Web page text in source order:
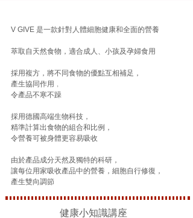
V GIVE 是一款針對人體細胞健康和全面的營養
萃取自天然食物，適合成人、小孩及孕婦食用
採用複方，將不同食物的優點互相補足，
產生協同作用﹐
令產品不寒不躁
採用德國高端生物科技，
精準計算出食物的組合和比例，
令營養可被身體更容易吸收
由於產品成分天然及獨特的科研，
讓每位用家吸收產品中的營養，細胞自行修復，
產生雙向調節
健康小知識講座